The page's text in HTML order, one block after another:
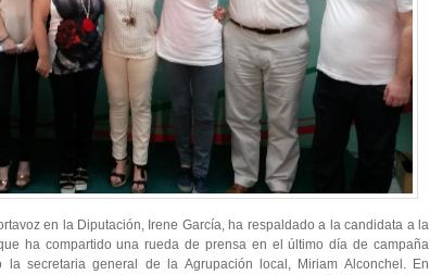
en la Diputación, Irene García, ha respaldado a la candidata a la
ha compartido una rueda de prensa en el último día de campaña
secretaria general de la Agrupación local, Miriam Alconchel. En